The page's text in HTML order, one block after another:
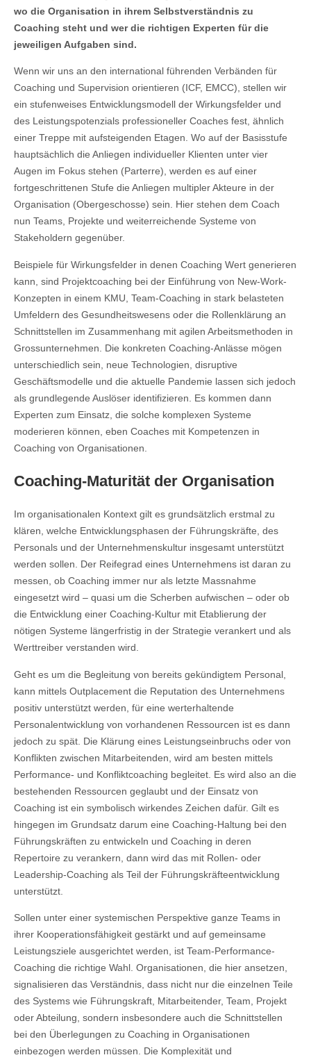
wo die Organisation in ihrem Selbstverständnis zu
Coaching steht und wer die richtigen Experten für die
jeweiligen Aufgaben sind.
Wenn wir uns an den international führenden Verbänden für
Coaching und Supervision orientieren (ICF, EMCC), stellen wir
ein stufenweises Entwicklungsmodell der Wirkungsfelder und
des Leistungspotenzials professioneller Coaches fest, ähnlich
einer Treppe mit aufsteigenden Etagen. Wo auf der Basisstufe
hauptsächlich die Anliegen individueller Klienten unter vier
Augen im Fokus stehen (Parterre), werden es auf einer
fortgeschrittenen Stufe die Anliegen multipler Akteure in der
Organisation (Obergeschosse) sein. Hier stehen dem Coach
nun Teams, Projekte und weiterreichende Systeme von
Stakeholdern gegenüber.
Beispiele für Wirkungsfelder in denen Coaching Wert generieren
kann, sind Projektcoaching bei der Einführung von New-Work-
Konzepten in einem KMU, Team-Coaching in stark belasteten
Umfeldern des Gesundheitswesens oder die Rollenklärung an
Schnittstellen im Zusammenhang mit agilen Arbeitsmethoden in
Grossunternehmen. Die konkreten Coaching-Anlässe mögen
unterschiedlich sein, neue Technologien, disruptive
Geschäftsmodelle und die aktuelle Pandemie lassen sich jedoch
als grundlegende Auslöser identifizieren. Es kommen dann
Experten zum Einsatz, die solche komplexen Systeme
moderieren können, eben Coaches mit Kompetenzen in
Coaching von Organisationen.
Coaching-Maturität der Organisation
Im organisationalen Kontext gilt es grundsätzlich erstmal zu
klären, welche Entwicklungsphasen der Führungskräfte, des
Personals und der Unternehmenskultur insgesamt unterstützt
werden sollen. Der Reifegrad eines Unternehmens ist daran zu
messen, ob Coaching immer nur als letzte Massnahme
eingesetzt wird – quasi um die Scherben aufwischen – oder ob
die Entwicklung einer Coaching-Kultur mit Etablierung der
nötigen Systeme längerfristig in der Strategie verankert und als
Werttreiber verstanden wird.
Geht es um die Begleitung von bereits gekündigtem Personal,
kann mittels Outplacement die Reputation des Unternehmens
positiv unterstützt werden, für eine werterhaltende
Personalentwicklung von vorhandenen Ressourcen ist es dann
jedoch zu spät. Die Klärung eines Leistungseinbruchs oder von
Konflikten zwischen Mitarbeitenden, wird am besten mittels
Performance- und Konfliktcoaching begleitet. Es wird also an die
bestehenden Ressourcen geglaubt und der Einsatz von
Coaching ist ein symbolisch wirkendes Zeichen dafür. Gilt es
hingegen im Grundsatz darum eine Coaching-Haltung bei den
Führungskräften zu entwickeln und Coaching in deren
Repertoire zu verankern, dann wird das mit Rollen- oder
Leadership-Coaching als Teil der Führungskräfteentwicklung
unterstützt.
Sollen unter einer systemischen Perspektive ganze Teams in
ihrer Kooperationsfähigkeit gestärkt und auf gemeinsame
Leistungsziele ausgerichtet werden, ist Team-Performance-
Coaching die richtige Wahl. Organisationen, die hier ansetzen,
signalisieren das Verständnis, dass nicht nur die einzelnen Teile
des Systems wie Führungskraft, Mitarbeitender, Team, Projekt
oder Abteilung, sondern insbesondere auch die Schnittstellen
bei den Überlegungen zu Coaching in Organisationen
einbezogen werden müssen. Die Komplexität und